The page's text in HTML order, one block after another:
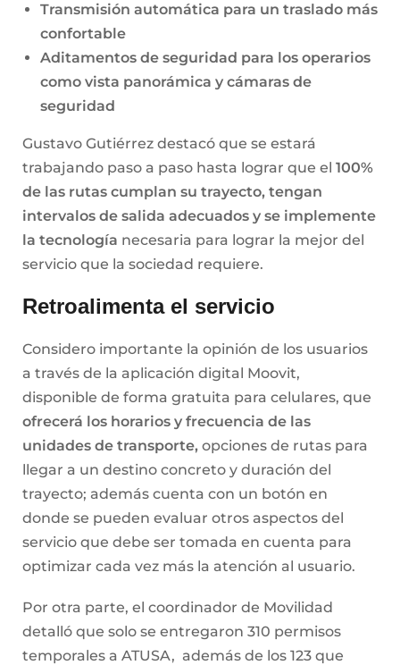
Transmisión automática para un traslado más
confortable
Aditamentos de seguridad para los operarios
como vista panorámica y cámaras de
seguridad
Gustavo Gutiérrez destacó que se estará
trabajando paso a paso hasta lograr que el 100%
de las rutas cumplan su trayecto, tengan
intervalos de salida adecuados y se implemente
la tecnología necesaria para lograr la mejor del
servicio que la sociedad requiere.
Retroalimenta el servicio
Considero importante la opinión de los usuarios
a través de la aplicación digital Moovit,
disponible de forma gratuita para celulares, que
ofrecerá los horarios y frecuencia de las
unidades de transporte, opciones de rutas para
llegar a un destino concreto y duración del
trayecto; además cuenta con un botón en
donde se pueden evaluar otros aspectos del
servicio que debe ser tomada en cuenta para
optimizar cada vez más la atención al usuario.
Por otra parte, el coordinador de Movilidad
detalló que solo se entregaron 310 permisos
temporales a ATUSA, además de los 123 que